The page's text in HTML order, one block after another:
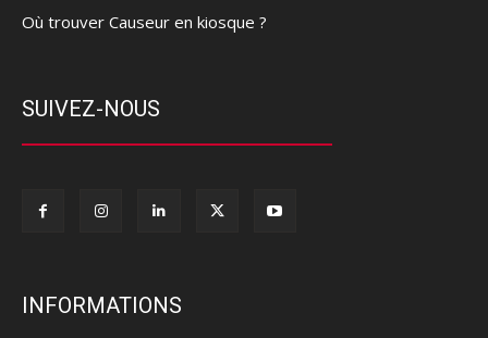
Où trouver Causeur en kiosque ?
SUIVEZ-NOUS
INFORMATIONS